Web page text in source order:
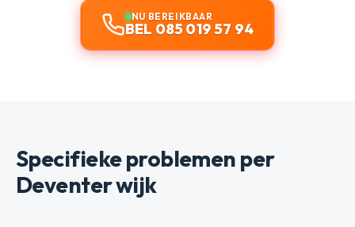
NU BEREIKBAAR
BEL 085 019 57 94
Specifieke problemen per
Deventer wijk